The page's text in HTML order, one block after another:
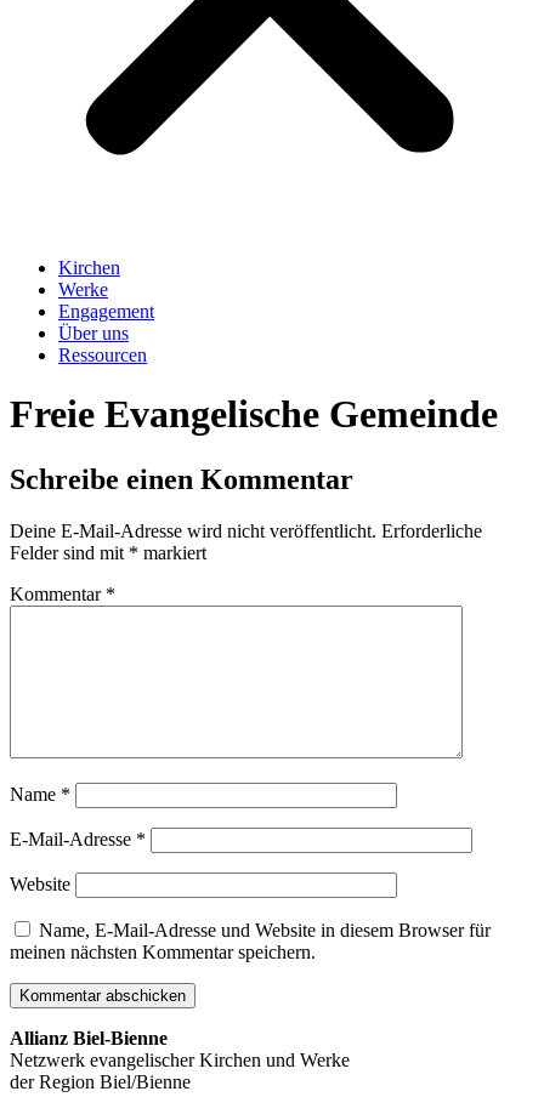
Kirchen
Werke
Engagement
Über uns
Ressourcen
Freie Evangelische Gemeinde
Schreibe einen Kommentar
Deine E-Mail-Adresse wird nicht veröffentlicht. Erforderliche
Felder sind mit * markiert
Kommentar *
Name *
E-Mail-Adresse *
Website
Name, E-Mail-Adresse und Website in diesem Browser für
meinen nächsten Kommentar speichern.
Allianz Biel-Bienne
Netzwerk evangelischer Kirchen und Werke
der Region Biel/Bienne